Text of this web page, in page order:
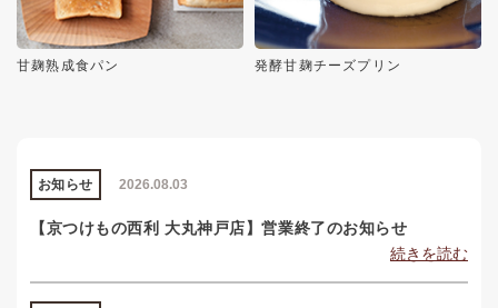
甘麹熟成食パン 発酵甘麹チーズプリン
2026.08.03
お知らせ
【京つけもの西利 大丸神戸店】営業終了のお知らせ
続きを読む